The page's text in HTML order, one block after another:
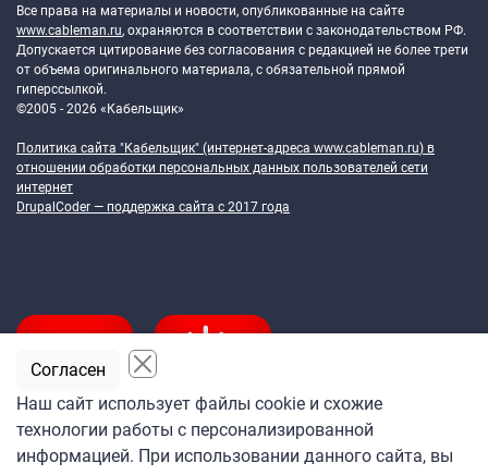
Все права на материалы и новости, опубликованные на сайте
www.cableman.ru, охраняются в соответствии с законодательством РФ.
Допускается цитирование без согласования с редакцией не более трети
от объема оригинального материала, с обязательной прямой
гиперссылкой.
©2005 - 2026 «Кабельщик»
Политика сайта "Кабельщик" (интернет-адреса www.cableman.ru) в
отношении обработки персональных данных пользователей сети
интернет
DrupalCoder — поддержка сайта c 2017 года
Подпишитесь
Наш сайт использует файлы cookie и схожие
технологии работы с персонализированной
информацией. При использовании данного сайта, вы
Согласен